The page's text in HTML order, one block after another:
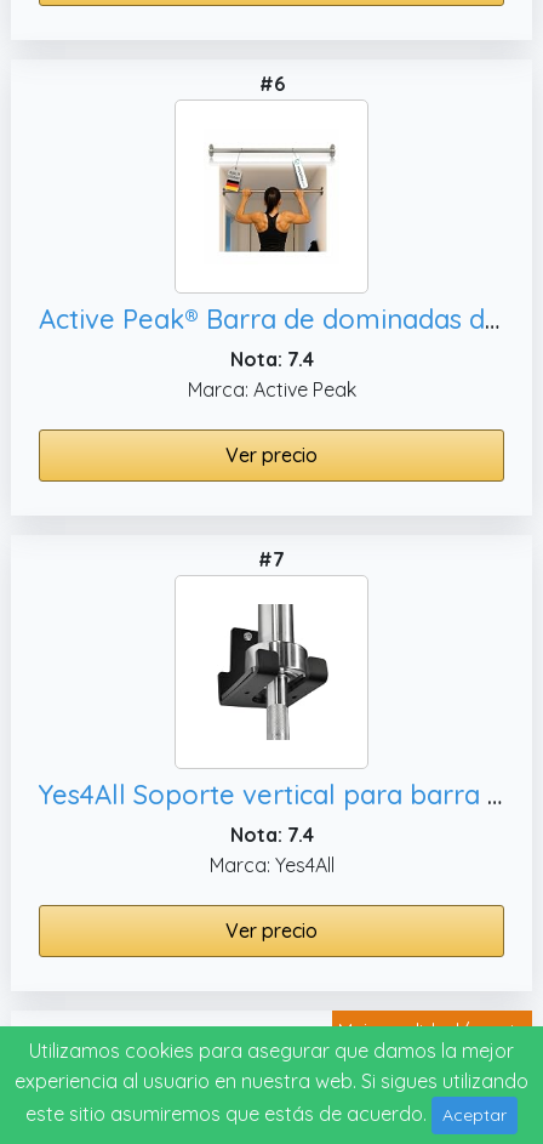
#6
Active Peak® Barra de dominadas de acero inoxidable para montaje en pared; Fabricación a medida hasta 150 cm Incluye kit de fijación · Ideal para pasillo, oficina o gimnasio en casa
Nota: 7.4
Marca: Active Peak
Ver precio
#7
Yes4All Soporte vertical para barra olímpica montado en la pared, 1 barra
Nota: 7.4
Marca: Yes4All
Ver precio
Mejor calidad/precio
#8
Utilizamos cookies para asegurar que damos la mejor
experiencia al usuario en nuestra web. Si sigues utilizando
este sitio asumiremos que estás de acuerdo.
Aceptar